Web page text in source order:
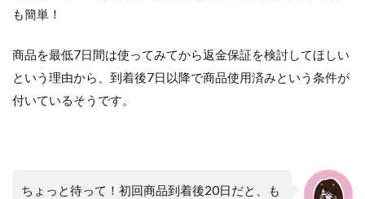
も簡単！
商品を最低7日間は使ってみてから返金保証を検討してほしい
という理由から、到着後7日以降で商品使用済みという条件が
付いているそうです。
ちょっと待って！初回商品到着後20日だと、も